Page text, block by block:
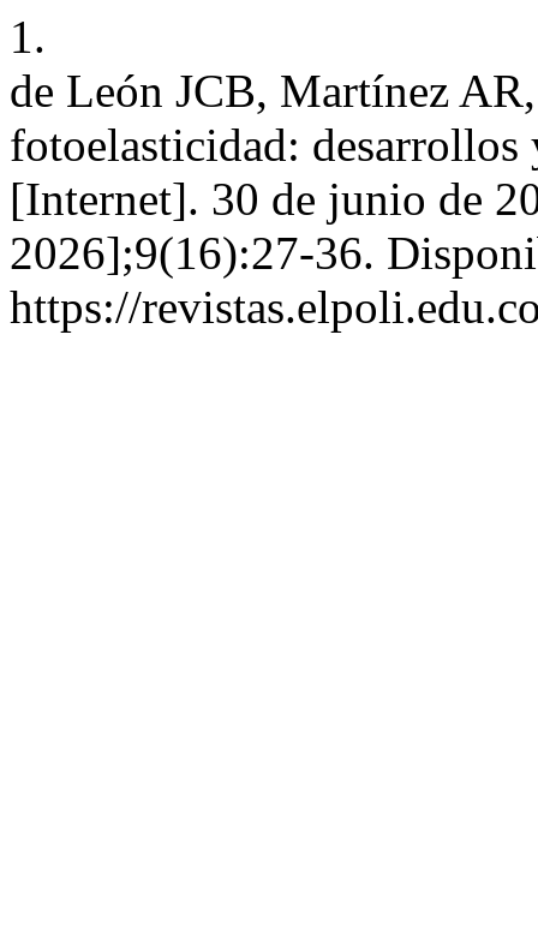
1.
de León JCB, Martínez
fotoelasticidad:
[Internet]. 30 de junio de
2026];9(16):27-36.
https://